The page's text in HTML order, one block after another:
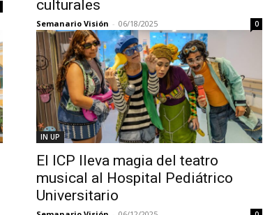
culturales
Semanario Visión - 06/18/2025 0
IN UP
El ICP lleva magia del teatro
musical al Hospital Pediátrico
Universitario